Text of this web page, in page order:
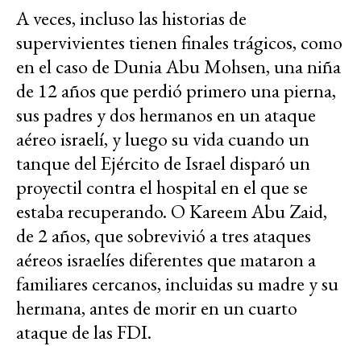
A veces, incluso las historias de
supervivientes tienen finales trágicos, como
en el caso de Dunia Abu Mohsen, una niña
de 12 años que perdió primero una pierna,
sus padres y dos hermanos en un ataque
aéreo israelí, y luego su vida cuando un
tanque del Ejército de Israel disparó un
proyectil contra el hospital en el que se
estaba recuperando. O Kareem Abu Zaid,
de 2 años, que sobrevivió a tres ataques
aéreos israelíes diferentes que mataron a
familiares cercanos, incluidas su madre y su
hermana, antes de morir en un cuarto
ataque de las FDI.